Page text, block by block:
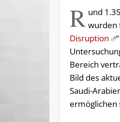
R und
wurden
Disruption
Bereich
Bild des
Saudi-
ermöglichen